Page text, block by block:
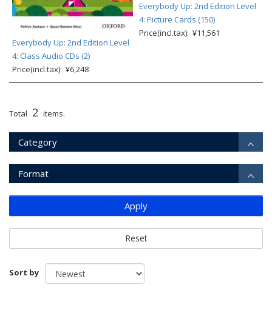
Everybody Up: 2nd Edition Level
4: Class Audio CDs (2)
Price(incl.tax): ¥6,248
Everybody Up: 2nd Edition Level
4: Picture Cards (150)
Price(incl.tax): ¥11,561
Total 2 items.
Category
Format
Apply
Reset
Sort by